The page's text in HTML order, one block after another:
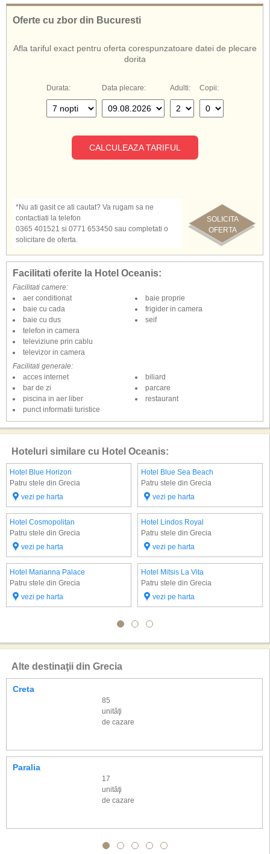
De asemenea, cunoscut si sub numele de:
Hotel Oceanis Rodos
Hotel Oceanis Grecia
Oferte cu zbor din Bucuresti
Afla tariful exact pentru oferta corespunzatoare datei de plecare
dorita
Durata: Data plecare: Adulti: Copii:
CALCULEAZA TARIFUL
SOLICITA
OFERTA
*Nu ati gasit ce ati cautat? Va rugam sa ne
contactiati la telefon
0365 401521 si 0771 653450 sau completati o
solicitare de oferta.
Facilitati oferite la Hotel Oceanis:
Facilitati camere:
aer conditionat
baie cu cada
baie cu dus
baie proprie
frigider in camera
seif
telefon in camera
televiziune prin cablu
televizor in camera
Facilitati generale:
acces internet
bar de zi
biliard
parcare
piscina in aer liber
punct informatii turistice
restaurant
Hoteluri similare cu Hotel Oceanis:
Hotel Blue Horizon
Patru stele din Grecia
vezi pe harta
Hotel Blue Sea Beach
Patru stele din Grecia
vezi pe harta
Hotel Cosmopolitan
Patru stele din Grecia
vezi pe harta
Hotel Lindos Royal
Patru stele din Grecia
vezi pe harta
Hotel Marianna Palace
Patru stele din Grecia
vezi pe harta
Hotel Mitsis La Vita
Patru stele din Grecia
vezi pe harta
Alte destinaţii din Grecia
Creta
85
unităţi
de cazare
Paralia
17
unităţi
de cazare